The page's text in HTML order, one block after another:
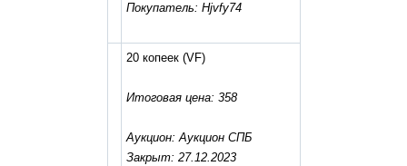
Покупатель: Hjvfy74
20 копеек (VF)
Итоговая цена: 358
Аукцион: Аукцион СПБ
Закрыт: 27.12.2023